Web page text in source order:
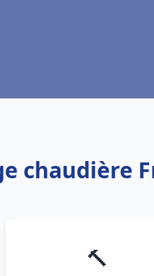
chaudière
🔨